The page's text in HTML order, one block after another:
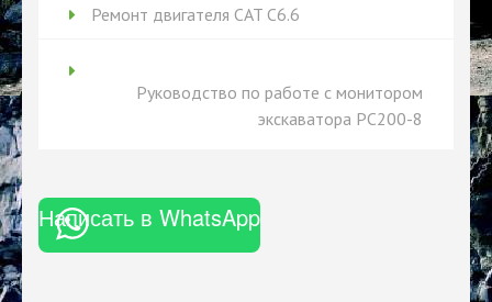
Ремонт двигателя CAT C6.6
Руководство по работе с монитором
экскаватора PC200-8
Написать в WhatsApp